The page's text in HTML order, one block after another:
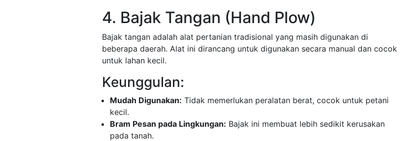
4. Bajak Tangan (Hand Plow)
Bajak tangan adalah alat pertanian tradisional yang masih digunakan di
beberapa daerah. Alat ini dirancang untuk digunakan secara manual dan cocok
untuk lahan kecil.
Keunggulan:
Mudah Digunakan: Tidak memerlukan peralatan berat, cocok untuk petani
kecil.
Bram Pesan pada Lingkungan: Bajak ini membuat lebih sedikit kerusakan
pada tanah.